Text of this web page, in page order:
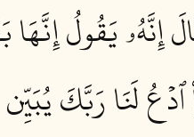
إِنَّهُۥ يَقُولُ
ٱدۡعُ لَنَا رَبَّكَ